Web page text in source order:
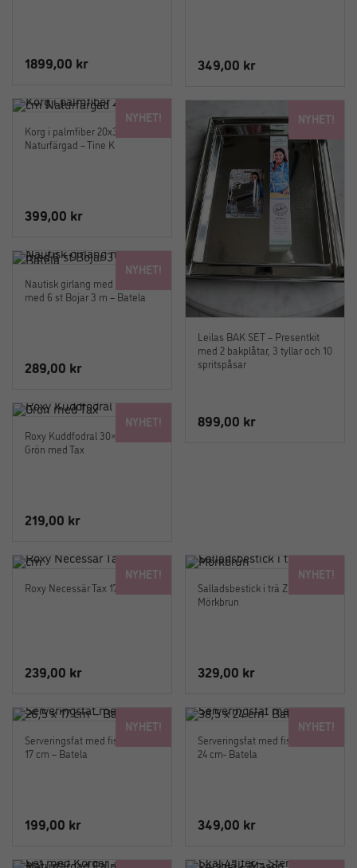
1899,00 kr 349,00 kr
NYHET!
Korg i palmfiber 20x32x8 cm
Naturfärgad – Tine K
399,00 kr
NYHET!
Leilas BAK SET – Presentkit
med 2 bakplåtar, 3 tyllar och 10
spritspåsar
899,00 kr
NYHET!
Nautisk girlang med flöten
med 6 st Bojar 3 m – Batela
289,00 kr
NYHET!
Roxy Kuddfodral 30×50 cm
Grön med Tax
219,00 kr
NYHET!
Roxy Necessär Tax 17×11 cm
239,00 kr
NYHET!
Salladsbestick i trä Zion –
Mörkbrun
329,00 kr
NYHET!
Serveringsfat med fiskar 26,5 x
17 cm – Batela
199,00 kr
NYHET!
Serveringsfat med fiskar 38,5 x
24 cm- Batela
349,00 kr